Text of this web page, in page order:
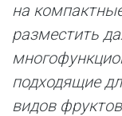
на
разместить
подходящие
видов